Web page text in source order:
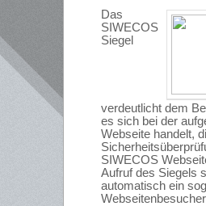
Das
SIWECOS
Siegel
verdeutlicht dem
es sich bei der
Webseite handelt,
SIWECOS
Aufruf des Siegels
automatisch ein